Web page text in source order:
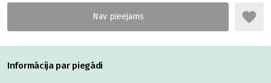
Informācija par piegādi